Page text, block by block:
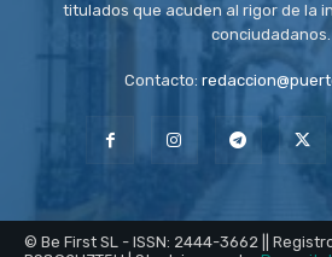
titulados que acuden al rigor de la
conciudadanos.
Contacto:
© Be First SL - ISSN: 2444-3662 || Registro